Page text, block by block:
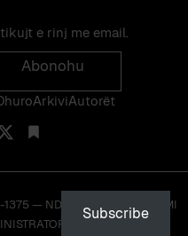
e rinj me email.
Abonohu
ArkiviAutorët
— NDALOHET RIPRODHIMI
TË FAQES OSE TË
Subscribe